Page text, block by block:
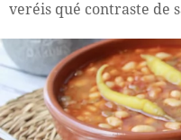
veréis qué contraste de